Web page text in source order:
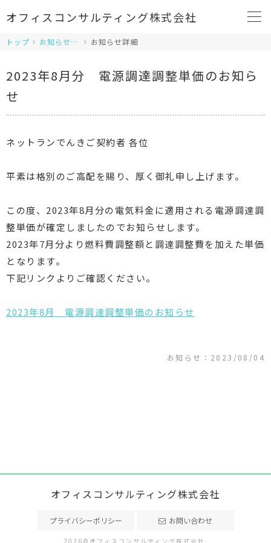
オフィスコンサルティング株式会社
トップ お知らせ一覧 お知らせ詳細
2023年8月分 電源調達調整単価のお知ら
せ
ネットランでんきご契約者 各位
平素は格別のご高配を賜り、厚く御礼申し上げます。
この度、2023年8月分の電気料金に適用される電源調達調
整単価が確定しましたのでお知らせします。
2023年7月分より燃料費調整額と調達調整費を加えた単価
となります。
下記リンクよりご確認ください。
2023年8月 電源調達調整単価のお知らせ
お知らせ：2023/08/04
オフィスコンサルティング株式会社
プライバシーポリシー お問い合わせ
2026©オフィスコンサルティング株式会社.